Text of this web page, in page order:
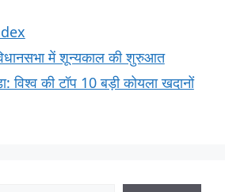
में शून्यकाल की शुरुआत
विश्व की टॉप 10 बड़ी कोयला खदानों